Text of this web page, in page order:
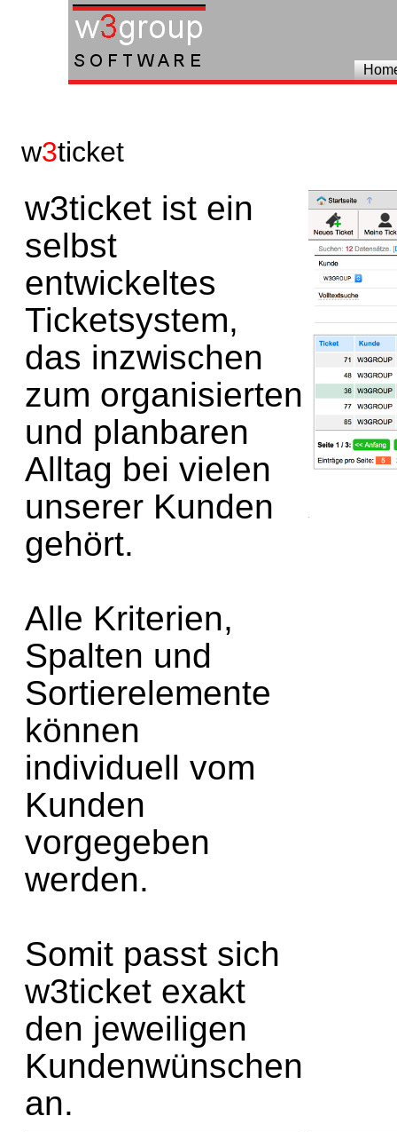
w3ticket
w3ticket ist ein
selbst
entwickeltes
Ticketsystem,
das inzwischen
zum organisierten
und planbaren
Alltag bei vielen
unserer Kunden
gehört.
Alle Kriterien,
Spalten und
Sortierelemente
können
individuell vom
Kunden
vorgegeben
werden.
Somit passt sich
w3ticket exakt
den jeweiligen
Kundenwünschen
an.